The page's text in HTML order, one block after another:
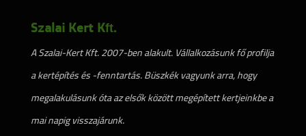
Szalai Kert Kft.
A Szalai-Kert Kft. 2007-ben alakult. Vállalkozásunk fő profilja
a kertépítés és -fenntartás. Büszkék vagyunk arra, hogy
megalakulásunk óta az elsők között megépített kertjeinkbe a
mai napig visszajárunk.